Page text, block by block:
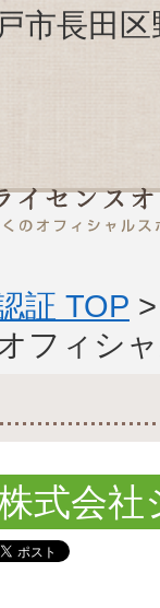
市長田
証 TOP
フィシ
式会社